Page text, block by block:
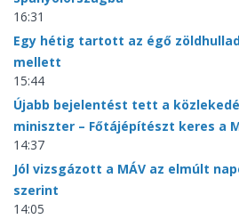
16:31
Egy hétig tartott az égő
mellett
15:44
Újabb bejelentést tett a
miniszter – Főtájépítészt keres a
14:37
Jól vizsgázott a MÁV az elmúlt
szerint
14:05